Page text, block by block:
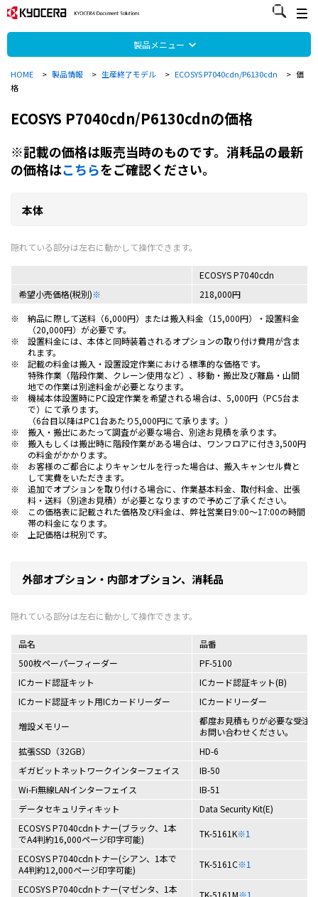
製品メニュー
HOME > 製品情報 > 生産終了モデル > ECOSYS P7040cdn/P6130cdn > 価
格
ECOSYS P7040cdn/P6130cdnの価格
※記載の価格は販売当時のものです。消耗品の最新
の価格はこちらをご確認ください。
本体
ECOSYS P7040cdn
希望小売価格(税別)※
218,000円
※
納品に際して送料（6,000円）または搬入料金（15,000円）・設置料金
（20,000円）が必要です。
※
設置料金には、本体と同時装着されるオプションの取り付け費用が含ま
れます。
※
記載の料金は搬入・設置設定作業における標準的な価格です。
特殊作業（階段作業、クレーン使用など）、移動・搬出及び離島・山間
地での作業は別途料金が必要となります。
※
機械本体設置時にPC設定作業を希望される場合は、5,000円（PC5台ま
で）にて承ります。
（6台目以降はPC1台あたり5,000円にて承ります。）
※
搬入・搬出にあたって調査が必要な場合、別途お見積を承ります。
※
搬入もしくは搬出時に階段作業がある場合は、ワンフロアに付き3,500円
の料金がかかります。
※
お客様のご都合によりキャンセルを行った場合は、搬入キャンセル費と
して実費をいただきます。
※
追加でオプションを取り付ける場合に、作業基本料金、取付料金、出張
料・送料（別途お見積）が必要となりますので予めご了承ください。
※
この価格表に記載された価格及び料金は、弊社営業日9:00～17:00の時間
帯の料金になります。
※
上記価格は税別です。
外部オプション・内部オプション、消耗品
品名
品番
500枚ペーパーフィーダー
PF-5100
ICカード認証キット
ICカード認証キット(B)
ICカード認証キット用ICカードリーダー
ICカードリーダー
増設メモリー
都度お見積もりが必要な受注
お問い合わせください。
拡張SSD（32GB）
HD-6
ギガビットネットワークインターフェイス
IB-50
Wi-Fi無線LANインターフェイス
IB-51
データセキュリティキット
Data Security Kit(E)
ECOSYS P7040cdnトナー(ブラック、1本
でA4判約16,000ページ印字可能)
TK-5161K※1
ECOSYS P7040cdnトナー(シアン、1本で
A4判約12,000ページ印字可能)
TK-5161C※1
ECOSYS P7040cdnトナー(マゼンタ、1本
TK-5161M※1